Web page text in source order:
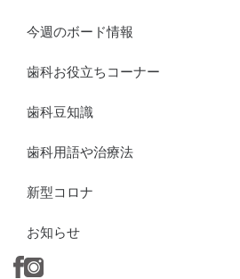
今週のボード情報
歯科お役立ちコーナー
歯科豆知識
歯科用語や治療法
新型コロナ
お知らせ